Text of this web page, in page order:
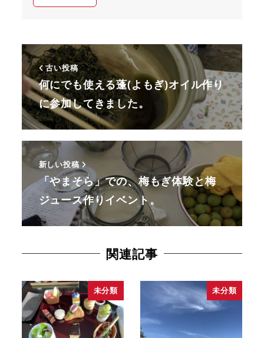
古い投稿
何にでも使える蓬(よもぎ)オイル作り
に参加してきました。
新しい投稿
「やまそら」での、梅もぎ体験と梅
ジュース作りイベント。
関連記事
未分類 未分類